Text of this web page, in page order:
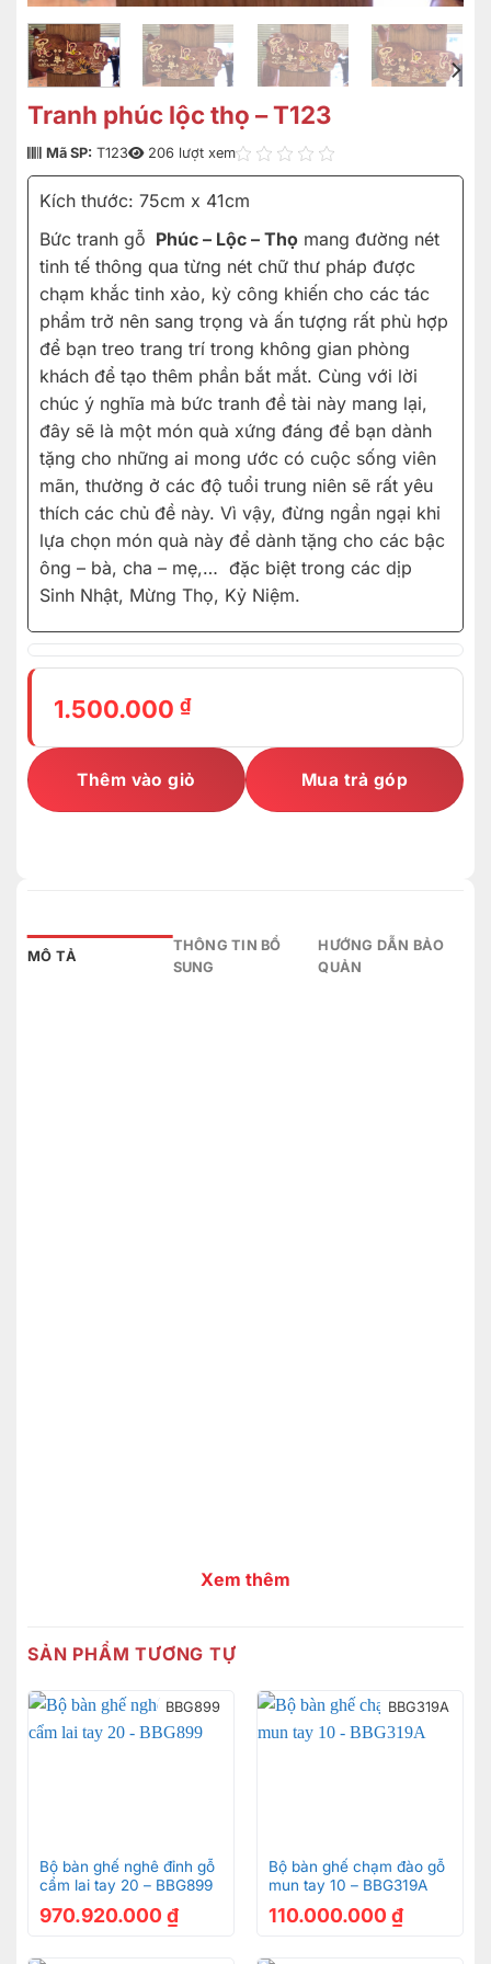
Tranh phúc lộc thọ – T123
Mã SP: T123 206 lượt xem
Kích thước: 75cm x 41cm
Bức tranh gỗ Phúc – Lộc – Thọ mang đường nét
tinh tế thông qua từng nét chữ thư pháp được
chạm khắc tinh xảo, kỳ công khiến cho các tác
phẩm trở nên sang trọng và ấn tượng rất phù hợp
để bạn treo trang trí trong không gian phòng
khách để tạo thêm phần bắt mắt. Cùng với lời
chúc ý nghĩa mà bức tranh đề tài này mang lại,
đây sẽ là một món quà xứng đáng để bạn dành
tặng cho những ai mong ước có cuộc sống viên
mãn, thường ở các độ tuổi trung niên sẽ rất yêu
thích các chủ đề này. Vì vậy, đừng ngần ngại khi
lựa chọn món quà này để dành tặng cho các bậc
ông – bà, cha – mẹ,… đặc biệt trong các dịp
Sinh Nhật, Mừng Thọ, Kỷ Niệm.
1.500.000 ₫
Thêm vào giỏ Mua trả góp
MÔ TẢ
THÔNG TIN BỔ
SUNG
HƯỚNG DẪN BẢO
QUẢN
Xem thêm
SẢN PHẨM TƯƠNG TỰ
BBG899
Bộ bàn ghế nghê đỉnh gỗ
cẩm lai tay 20 – BBG899
970.920.000 ₫
BBG319A
Bộ bàn ghế chạm đào gỗ
mun tay 10 – BBG319A
110.000.000 ₫